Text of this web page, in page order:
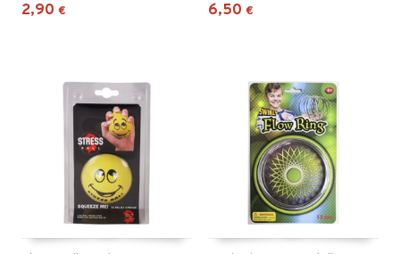
2,90 € 6,50 €